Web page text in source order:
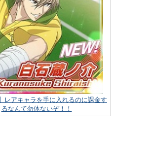
レアキャラを手に入れるのに課金す
るなんて勿体ないぞ！！